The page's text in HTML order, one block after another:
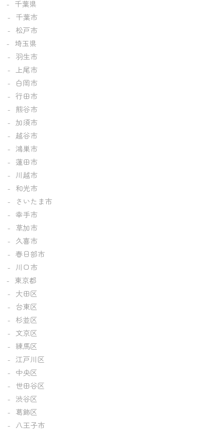
千葉県
千葉市
松戸市
埼玉県
羽生市
上尾市
白岡市
行田市
熊谷市
加須市
越谷市
鴻巣市
蓮田市
川越市
和光市
さいたま市
幸手市
草加市
久喜市
春日部市
川口市
東京都
大田区
台東区
杉並区
文京区
練馬区
江戸川区
中央区
世田谷区
渋谷区
葛飾区
八王子市